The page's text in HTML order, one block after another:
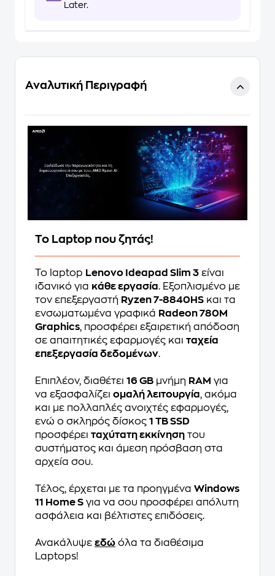
Later.
Αναλυτική Περιγραφή
Το Laptop που ζητάς!
Το laptop Lenovo Ideapad Slim 3 είναι
ιδανικό για κάθε εργασία. Εξοπλισμένο με
τον επεξεργαστή Ryzen 7-8840HS και τα
ενσωματωμένα γραφικά Radeon 780M
Graphics, προσφέρει εξαιρετική απόδοση
σε απαιτητικές εφαρμογές και ταχεία
επεξεργασία δεδομένων.
Επιπλέον, διαθέτει 16 GB μνήμη RAM για
να εξασφαλίζει ομαλή λειτουργία, ακόμα
και με πολλαπλές ανοιχτές εφαρμογές,
ενώ ο σκληρός δίσκος 1 TB SSD
προσφέρει ταχύτατη εκκίνηση του
συστήματος και άμεση πρόσβαση στα
αρχεία σου.
Τέλος, έρχεται με τα προηγμένα Windows
11 Home S για να σου προσφέρει απόλυτη
ασφάλεια και βέλτιστες επιδόσεις.
Ανακάλυψε εδώ όλα τα διαθέσιμα
Laptops!